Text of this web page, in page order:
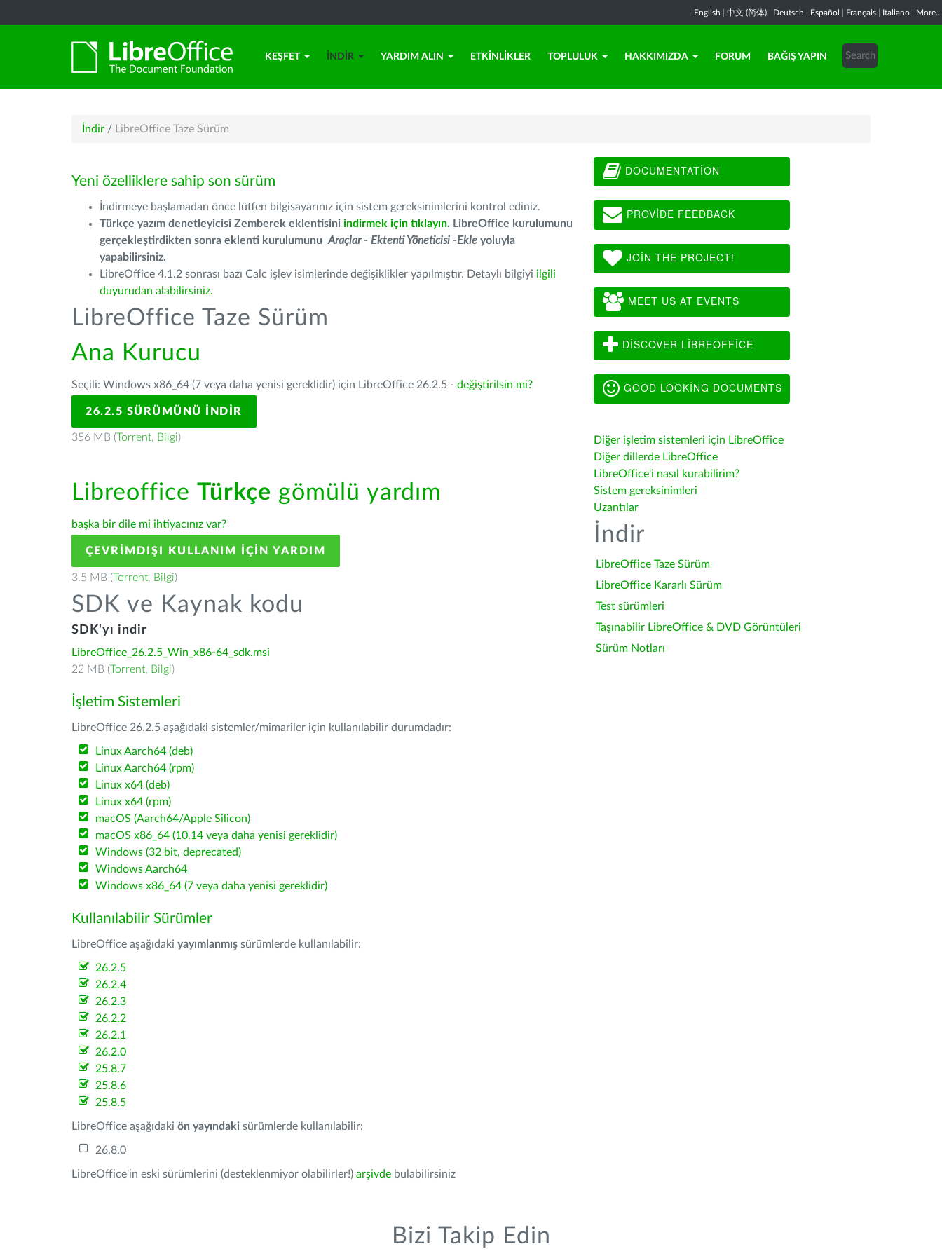
English 中文 (简体) Deutsch Español Français Italiano More...
KEŞFET İNDIR YARDIM ALIN ETKINLIKLER TOPLULUK HAKKIMIZDA FORUM BAĞIŞ YAPIN
İndir / LibreOffice Taze Sürüm
Yeni özelliklere sahip son sürüm
İndirmeye başlamadan önce lütfen bilgisayarınız için sistem gereksinimlerini kontrol ediniz.
Türkçe yazım denetleyicisi Zemberek eklentisini indirmek için tıklayın. LibreOffice kurulumunu
gerçekleştirdikten sonra eklenti kurulumunu Araçlar - Ektenti Yöneticisi -Ekle yoluyla
yapabilirsiniz.
LibreOffice 4.1.2 sonrası bazı Calc işlev isimlerinde değişiklikler yapılmıştır. Detaylı bilgiyi ilgili
duyurudan alabilirsiniz.
LibreOffice Taze Sürüm
Ana Kurucu
Seçili: Windows x86_64 (7 veya daha yenisi gereklidir) için LibreOffice 26.2.5 - değiştirilsin mi?
26.2.5 SÜRÜMÜNÜ İNDIR
356 MB (Torrent, Bilgi)
Libreoffice Türkçe gömülü yardım
başka bir dile mi ihtiyacınız var?
ÇEVRIMDIŞI KULLANIM IÇIN YARDIM
3.5 MB (Torrent, Bilgi)
SDK ve Kaynak kodu
SDK'yı indir
LibreOffice_26.2.5_Win_x86-64_sdk.msi
22 MB (Torrent, Bilgi)
İşletim Sistemleri
LibreOffice 26.2.5 aşağıdaki sistemler/mimariler için kullanılabilir durumdadır:
Linux Aarch64 (deb)
Linux Aarch64 (rpm)
Linux x64 (deb)
Linux x64 (rpm)
macOS (Aarch64/Apple Silicon)
macOS x86_64 (10.14 veya daha yenisi gereklidir)
Windows (32 bit, deprecated)
Windows Aarch64
Windows x86_64 (7 veya daha yenisi gereklidir)
Kullanılabilir Sürümler
LibreOffice aşağıdaki yayımlanmış sürümlerde kullanılabilir:
26.2.5
26.2.4
26.2.3
26.2.2
26.2.1
26.2.0
25.8.7
25.8.6
25.8.5
LibreOffice aşağıdaki ön yayındaki sürümlerde kullanılabilir:
26.8.0
LibreOffice'in eski sürümlerini (desteklenmiyor olabilirler!) arşivde bulabilirsiniz
DOCUMENTATION
PROVIDE FEEDBACK
JOIN THE PROJECT!
MEET US AT EVENTS
DISCOVER LIBREOFFICE
GOOD LOOKING DOCUMENTS
Diğer işletim sistemleri için LibreOffice
Diğer dillerde LibreOffice
LibreOffice'i nasıl kurabilirim?
Sistem gereksinimleri
Uzantılar
İndir
LibreOffice Taze Sürüm
LibreOffice Kararlı Sürüm
Test sürümleri
Taşınabilir LibreOffice & DVD Görüntüleri
Sürüm Notları
Bizi Takip Edin